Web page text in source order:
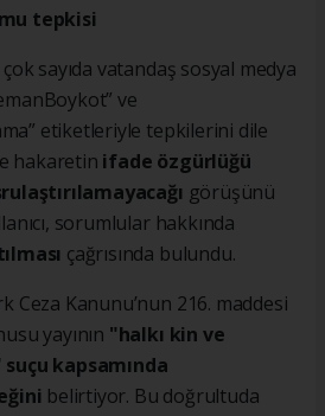
tepkisi
sayıda vatandaş sosyal medya
ve
etiketleriyle tepkilerini dile
hakaretin ifade özgürlüğü
görüşünü
sorumlular hakkında
çağrısında bulundu.
Ceza Kanunu’nun 216. maddesi
yayının "halkı kin ve
kapsamında
belirtiyor. Bu doğrultuda